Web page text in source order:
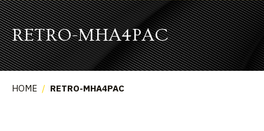
RETRO-MHA4PAC
HOME / RETRO-MHA4PAC